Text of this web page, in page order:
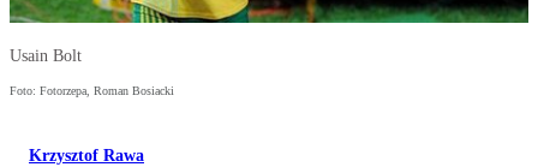
Usain Bolt
Foto: Fotorzepa, Roman Bosiacki
Krzysztof Rawa